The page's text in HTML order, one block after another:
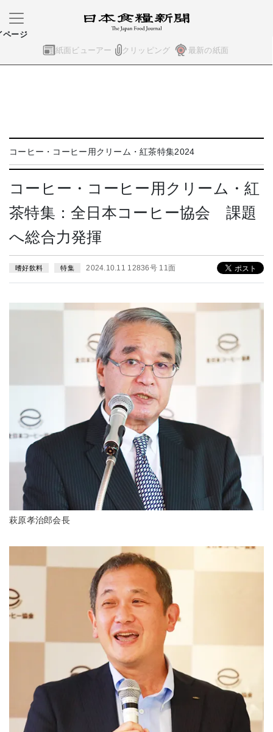
紙面ビューアー クリッピング 最新の紙面
ページ
コーヒー・コーヒー用クリーム・紅茶特集2024
コーヒー・コーヒー用クリーム・紅
茶特集：全日本コーヒー協会 課題
へ総合力発揮
嗜好飲料 特集 2024.10.11 12836号 11面
萩原孝治郎会長